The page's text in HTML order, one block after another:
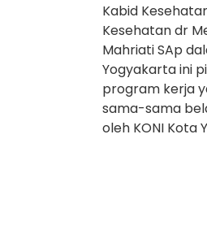
Kabid
Kesehatan dr
Mahriati SAp
Yogyakarta ini
program kerja
sama-sama
oleh KONI Kota